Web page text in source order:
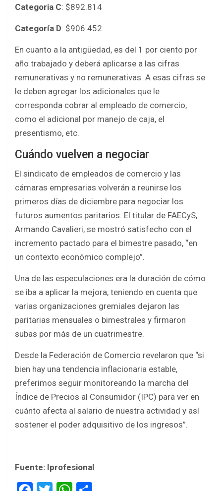
Categoria C: $892.814
Categoría D: $906.452
En cuanto a la antigüedad, es del 1 por ciento por
año trabajado y deberá aplicarse a las cifras
remunerativas y no remunerativas. A esas cifras se
le deben agregar los adicionales que le
corresponda cobrar al empleado de comercio,
como el adicional por manejo de caja, el
presentismo, etc.
Cuándo vuelven a negociar
El sindicato de empleados de comercio y las
cámaras empresarias volverán a reunirse los
primeros días de diciembre para negociar los
futuros aumentos paritarios. El titular de FAECyS,
Armando Cavalieri, se mostró satisfecho con el
incremento pactado para el bimestre pasado, “en
un contexto económico complejo”.
Una de las especulaciones era la duración de cómo
se iba a aplicar la mejora, teniendo en cuenta que
varias organizaciones gremiales dejaron las
paritarias mensuales o bimestrales y firmaron
subas por más de un cuatrimestre.
Desde la Federación de Comercio revelaron que “si
bien hay una tendencia inflacionaria estable,
preferimos seguir monitoreando la marcha del
Índice de Precios al Consumidor (IPC) para ver en
cuánto afecta al salario de nuestra actividad y así
sostener el poder adquisitivo de los ingresos”.
Fuente: Iprofesional